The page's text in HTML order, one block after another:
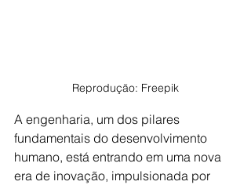
Reprodução: Freepik
A engenharia, um dos pilares
fundamentais do desenvolvimento
humano, está entrando em uma nova
era de inovação, impulsionada por